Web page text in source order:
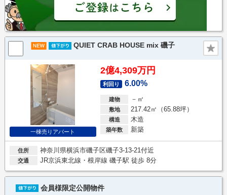
QUIET CRAB HOUSE mix 磯子
一棟売りアパート
2億4,309万円
利回り 6.00%
建物 －㎡
敷地 217.42㎡（65.88坪）
構造 木造
築年数 新築
住所 神奈川県横浜市磯子区磯子3-13-21付近
交通 JR京浜東北線・根岸線 磯子駅 徒歩 8分
会員様限定公開物件